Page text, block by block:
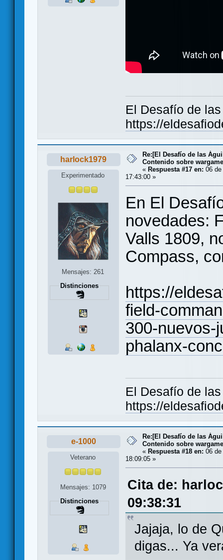
El Desafío de
https://
harlock1979
Experimentado
Mensajes: 261
Distinciones
Re:[El Desafío de las
Contenido sobre
« Respuesta #17 en: 06
17:43:00 »
En El
novedades:
Valls 1809,
Compass,
https://
field-
300-nuevos-
phalanx-
El Desafío de
https://
e-1000
Veterano
Mensajes: 1079
Distinciones
Re:[El Desafío de las
Contenido sobre
« Respuesta #18 en: 06
18:09:05 »
Cita de:
09:38:31
Jajaja, lo de
digas... Ya